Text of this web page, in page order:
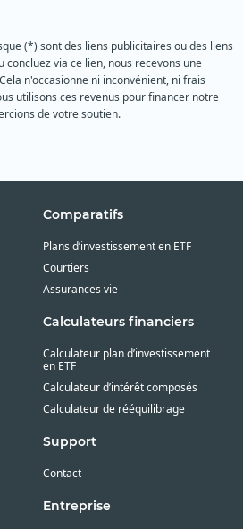
(*) sont des liens publicitaires ou des liens
concluez via ce lien, nous recevons une
n'occasionne ni inconvénient, ni frais
utilisons ces revenus pour financer notre
de votre soutien.
Comparatifs
Plans d’investissement en ETF
Courtiers
Assurances vie
Calculateurs financiers
Calculateur plan d’investissement
en ETF
Calculateur d’intérêt composés
Calculateur de rééquilibrage
Support
Contact
Entreprise